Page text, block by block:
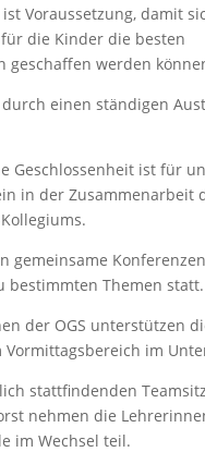
Voraussetzung, damit
die Kinder die besten
geschaffen werden
einen ständigen
Geschlossenheit ist für
in der Zusammenarbeit
.
gemeinsame
bestimmten Themen statt.
der OGS unterstützen
Vormittagsbereich im
ich stattfindenden
nehmen die
im Wechsel teil.